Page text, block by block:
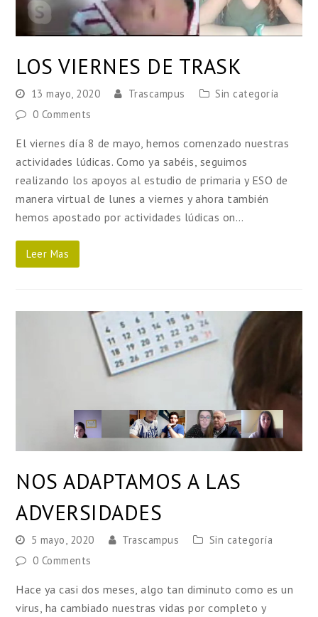
LOS VIERNES DE TRASK
13 mayo, 2020 Trascampus
Sin categoría
0 Comments
El viernes día 8 de mayo, hemos comenzado nuestras
actividades lúdicas. Como ya sabéis, seguimos
realizando los apoyos al estudio de primaria y ESO de
manera virtual de lunes a viernes y ahora también
hemos apostado por actividades lúdicas on…
Leer Mas
NOS ADAPTAMOS A LAS
ADVERSIDADES
5 mayo, 2020 Trascampus
Sin categoría
0 Comments
Hace ya casi dos meses, algo tan diminuto como es un
virus, ha cambiado nuestras vidas por completo y